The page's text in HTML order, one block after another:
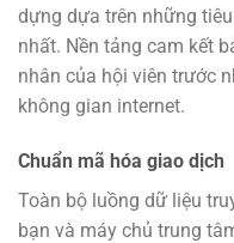
dựng dựa trên những
nhất. Nền tảng cam kết
nhân của hội viên trước
không gian internet.
Chuẩn mã hóa giao dịch
Toàn bộ luồng dữ liệu
bạn và máy chủ trung